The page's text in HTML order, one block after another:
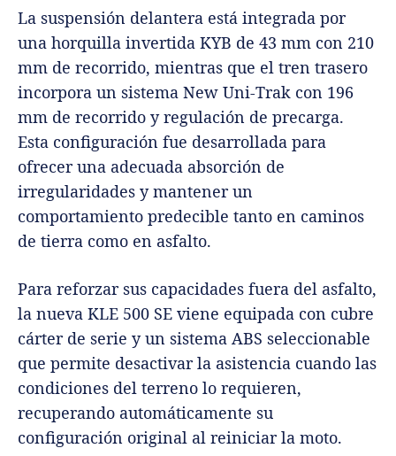
La suspensión delantera está integrada por
una horquilla invertida KYB de 43 mm con 210
mm de recorrido, mientras que el tren trasero
incorpora un sistema New Uni-Trak con 196
mm de recorrido y regulación de precarga.
Esta configuración fue desarrollada para
ofrecer una adecuada absorción de
irregularidades y mantener un
comportamiento predecible tanto en caminos
de tierra como en asfalto.
Para reforzar sus capacidades fuera del asfalto,
la nueva KLE 500 SE viene equipada con cubre
cárter de serie y un sistema ABS seleccionable
que permite desactivar la asistencia cuando las
condiciones del terreno lo requieren,
recuperando automáticamente su
configuración original al reiniciar la moto.